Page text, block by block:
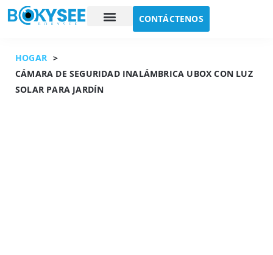
CONTÁCTENOS
HOGAR >
CÁMARA DE SEGURIDAD INALÁMBRICA UBOX CON LUZ
SOLAR PARA JARDÍN